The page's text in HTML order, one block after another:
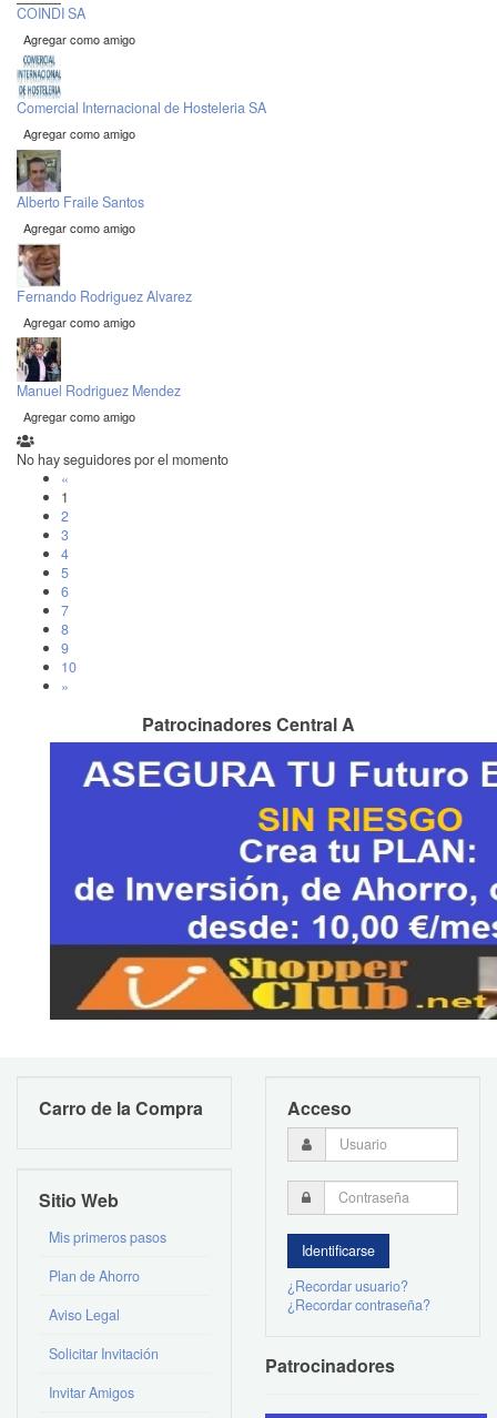
COINDI SA
Agregar como amigo
Comercial Internacional de Hosteleria SA
Agregar como amigo
Alberto Fraile Santos
Agregar como amigo
Fernando Rodriguez Alvarez
Agregar como amigo
Manuel Rodriguez Mendez
Agregar como amigo
No hay seguidores por el momento
«
1
2
3
4
5
6
7
8
9
10
»
Patrocinadores Central A
Carro de la Compra
Sitio Web
Mis primeros pasos
Plan de Ahorro
Aviso Legal
Solicitar Invitación
Invitar Amigos
Acceso
¿Recordar usuario?
¿Recordar contraseña?
Patrocinadores